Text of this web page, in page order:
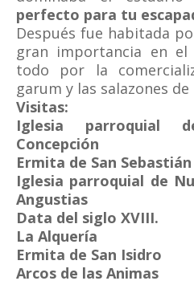
perfecto para tu
Después fue habitada
gran importancia en el
todo por la
garum y las salazones de
Visitas:
Iglesia parroquial
Concepción
Ermita de San Sebastián
Iglesia parroquial de
Angustias
Data del siglo XVIII.
La Alquería
Ermita de San Isidro
Arcos de las Animas